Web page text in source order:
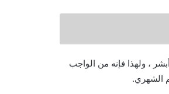
، ولهذا فإنه من الواجب
الشهري.